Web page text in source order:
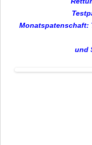
Monatspatenschaft:
und